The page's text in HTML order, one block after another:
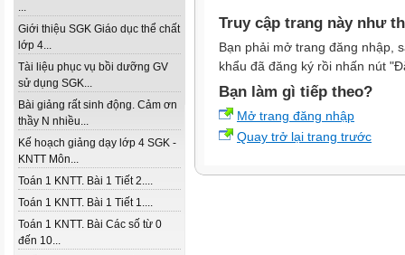
...
Giới thiệu SGK Giáo dục thể chất
lớp 4...
Tài liệu phục vụ bồi dưỡng GV
sử dụng SGK...
Bài giảng rất sinh động. Cảm ơn
thầy N nhiều...
Kế hoạch giảng dạy lớp 4 SGK -
KNTT Môn...
Toán 1 KNTT. Bài 1 Tiết 2....
Toán 1 KNTT. Bài 1 Tiết 1....
Toán 1 KNTT. Bài Các số từ 0
đến 10...
Truy cập trang này như
Bạn phải mở trang đăng nhập,
khẩu đã đăng ký rồi nhấn nút
Bạn làm gì tiếp theo?
Mở trang đăng nhập
Quay trở lại trang trước